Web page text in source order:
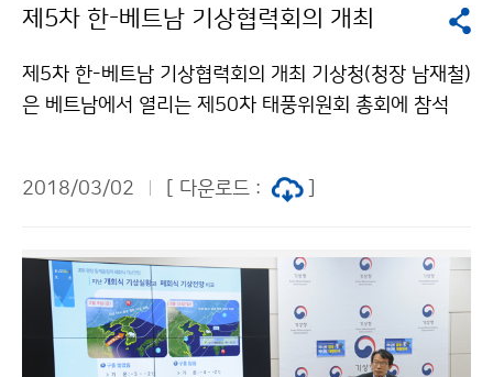
제5차 한-베트남 기상협력회의 개최
제5차 한-베트남 기상협력회의 개최 기상청(청장 남재철)
은 베트남에서 열리는 제50차 태풍위원회 총회에 참석
의제로는 ODA프로젝트 개발, 지구대기감시 활동, 지방기
발 강화 등의 기상협력내용이 다루어졌습니다.
2018/03/02 [ 다운로드 :